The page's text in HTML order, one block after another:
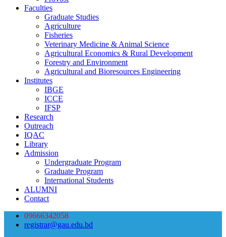
Faculties
Graduate Studies
Agriculture
Fisheries
Veterinary Medicine & Animal Science
Agricultural Economics & Rural Development
Forestry and Environment
Agricultural and Bioresources Engineering
Institutes
IBGE
ICCE
IFSP
Research
Outreach
IQAC
Library
Admission
Undergraduate Program
Graduate Program
International Students
ALUMNI
Contact
09666342058
registrar@gau.edu.bd